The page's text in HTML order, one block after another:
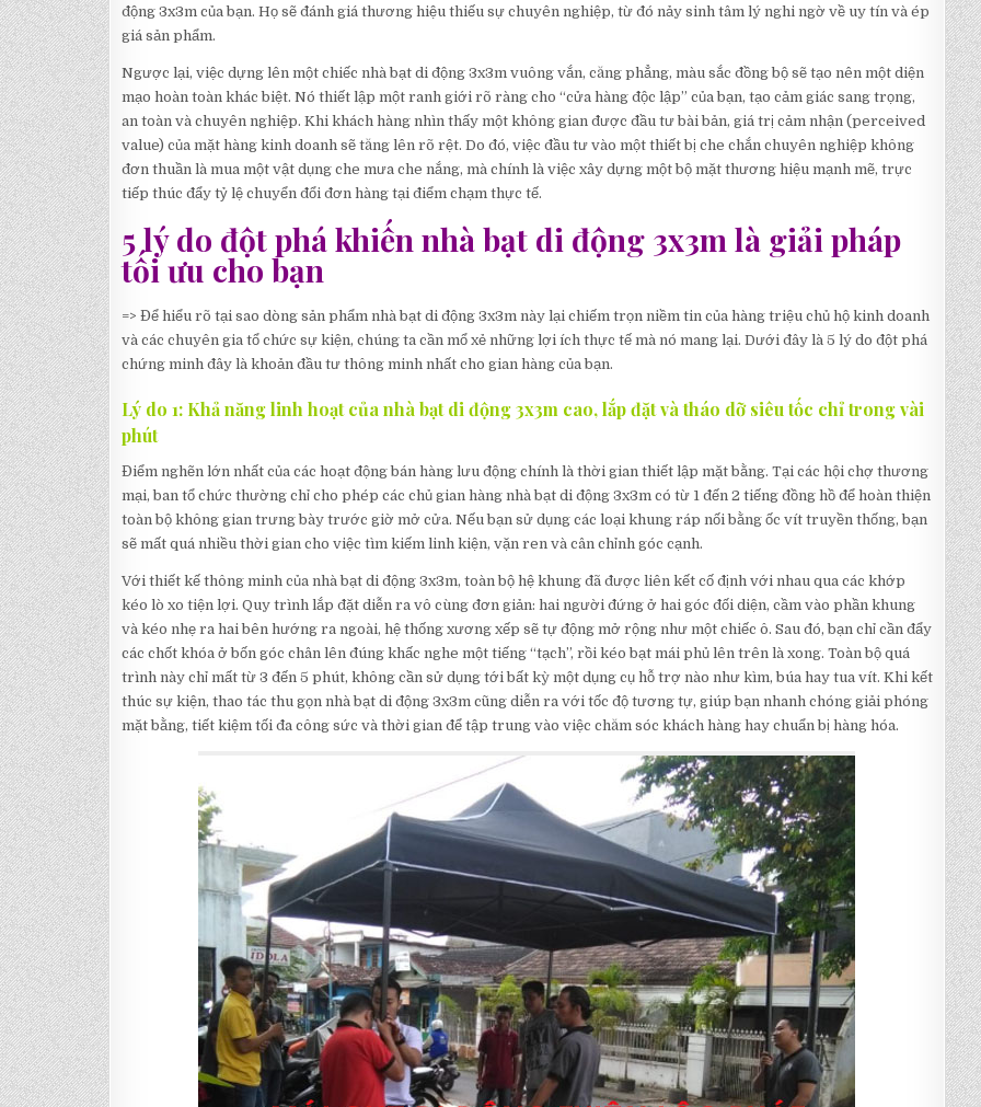
động 3x3m của bạn. Họ sẽ đánh giá thương hiệu thiếu sự chuyên nghiệp, từ đó nảy sinh tâm lý nghi ngờ về uy tín và ép
giá sản phẩm.
Ngược lại, việc dựng lên một chiếc nhà bạt di động 3x3m vuông vắn, căng phẳng, màu sắc đồng bộ sẽ tạo nên một diện
mạo hoàn toàn khác biệt. Nó thiết lập một ranh giới rõ ràng cho “cửa hàng độc lập” của bạn, tạo cảm giác sang trọng,
an toàn và chuyên nghiệp. Khi khách hàng nhìn thấy một không gian được đầu tư bài bản, giá trị cảm nhận (perceived
value) của mặt hàng kinh doanh sẽ tăng lên rõ rệt. Do đó, việc đầu tư vào một thiết bị che chắn chuyên nghiệp không
đơn thuần là mua một vật dụng che mưa che nắng, mà chính là việc xây dựng một bộ mặt thương hiệu mạnh mẽ, trực
tiếp thúc đẩy tỷ lệ chuyển đổi đơn hàng tại điểm chạm thực tế.
5 lý do đột phá khiến nhà bạt di động 3x3m là giải pháp
tối ưu cho bạn
=> Để hiểu rõ tại sao dòng sản phẩm nhà bạt di động 3x3m này lại chiếm trọn niềm tin của hàng triệu chủ hộ kinh doanh
và các chuyên gia tổ chức sự kiện, chúng ta cần mổ xẻ những lợi ích thực tế mà nó mang lại. Dưới đây là 5 lý do đột phá
chứng minh đây là khoản đầu tư thông minh nhất cho gian hàng của bạn.
Lý do 1: Khả năng linh hoạt của nhà bạt di động 3x3m cao, lắp đặt và tháo dỡ siêu tốc chỉ trong vài
phút
Điểm nghẽn lớn nhất của các hoạt động bán hàng lưu động chính là thời gian thiết lập mặt bằng. Tại các hội chợ thương
mại, ban tổ chức thường chỉ cho phép các chủ gian hàng nhà bạt di động 3x3m có từ 1 đến 2 tiếng đồng hồ để hoàn thiện
toàn bộ không gian trưng bày trước giờ mở cửa. Nếu bạn sử dụng các loại khung ráp nối bằng ốc vít truyền thống, bạn
sẽ mất quá nhiều thời gian cho việc tìm kiếm linh kiện, vặn ren và cân chỉnh góc cạnh.
Với thiết kế thông minh của nhà bạt di động 3x3m, toàn bộ hệ khung đã được liên kết cố định với nhau qua các khớp
kéo lò xo tiện lợi. Quy trình lắp đặt diễn ra vô cùng đơn giản: hai người đứng ở hai góc đối diện, cầm vào phần khung
và kéo nhẹ ra hai bên hướng ra ngoài, hệ thống xương xếp sẽ tự động mở rộng như một chiếc ô. Sau đó, bạn chỉ cần đẩy
các chốt khóa ở bốn góc chân lên đúng khấc nghe một tiếng “tạch”, rồi kéo bạt mái phủ lên trên là xong. Toàn bộ quá
trình này chỉ mất từ 3 đến 5 phút, không cần sử dụng tới bất kỳ một dụng cụ hỗ trợ nào như kìm, búa hay tua vít. Khi kết
thúc sự kiện, thao tác thu gọn nhà bạt di động 3x3m cũng diễn ra với tốc độ tương tự, giúp bạn nhanh chóng giải phóng
mặt bằng, tiết kiệm tối đa công sức và thời gian để tập trung vào việc chăm sóc khách hàng hay chuẩn bị hàng hóa.